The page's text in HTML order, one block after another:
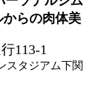
113-1
スタジアム下関